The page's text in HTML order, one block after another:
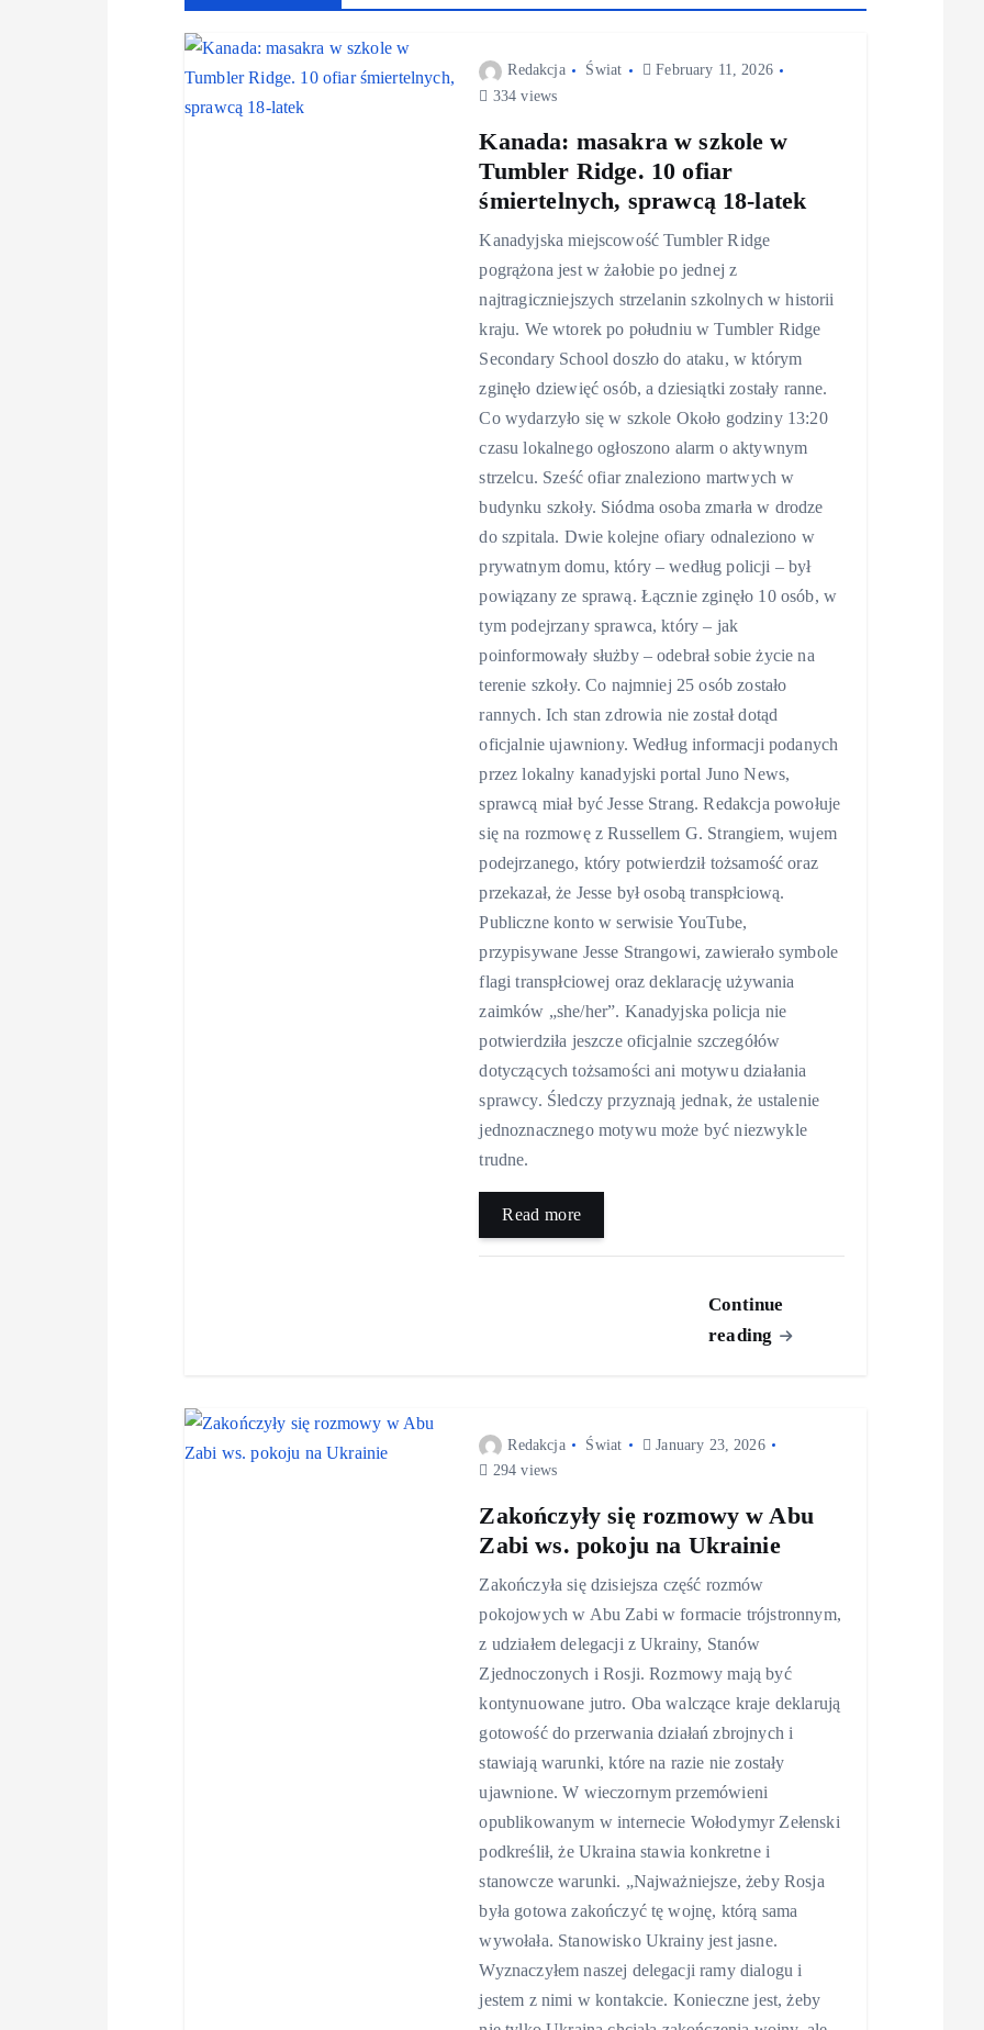
Redakcja Świat
February 11, 2026
334 views
Kanada: masakra w szkole w
Tumbler Ridge. 10 ofiar
śmiertelnych, sprawcą 18-latek
Kanadyjska miejscowość Tumbler Ridge
pogrążona jest w żałobie po jednej z
najtragiczniejszych strzelanin szkolnych w historii
kraju. We wtorek po południu w Tumbler Ridge
Secondary School doszło do ataku, w którym
zginęło dziewięć osób, a dziesiątki zostały ranne.
Co wydarzyło się w szkole Około godziny 13:20
czasu lokalnego ogłoszono alarm o aktywnym
strzelcu. Sześć ofiar znaleziono martwych w
budynku szkoły. Siódma osoba zmarła w drodze
do szpitala. Dwie kolejne ofiary odnaleziono w
prywatnym domu, który – według policji – był
powiązany ze sprawą. Łącznie zginęło 10 osób, w
tym podejrzany sprawca, który – jak
poinformowały służby – odebrał sobie życie na
terenie szkoły. Co najmniej 25 osób zostało
rannych. Ich stan zdrowia nie został dotąd
oficjalnie ujawniony. Według informacji podanych
przez lokalny kanadyjski portal Juno News,
sprawcą miał być Jesse Strang. Redakcja powołuje
się na rozmowę z Russellem G. Strangiem, wujem
podejrzanego, który potwierdził tożsamość oraz
przekazał, że Jesse był osobą transpłciową.
Publiczne konto w serwisie YouTube,
przypisywane Jesse Strangowi, zawierało symbole
flagi transpłciowej oraz deklarację używania
zaimków „she/her”. Kanadyjska policja nie
potwierdziła jeszcze oficjalnie szczegółów
dotyczących tożsamości ani motywu działania
sprawcy. Śledczy przyznają jednak, że ustalenie
jednoznacznego motywu może być niezwykle
trudne.
Read more
Continue
reading
Redakcja Świat
January 23, 2026
294 views
Zakończyły się rozmowy w Abu
Zabi ws. pokoju na Ukrainie
Zakończyła się dzisiejsza część rozmów
pokojowych w Abu Zabi w formacie trójstronnym,
z udziałem delegacji z Ukrainy, Stanów
Zjednoczonych i Rosji. Rozmowy mają być
kontynuowane jutro. Oba walczące kraje deklarują
gotowość do przerwania działań zbrojnych i
stawiają warunki, które na razie nie zostały
ujawnione. W wieczornym przemówieni
opublikowanym w internecie Wołodymyr Zełenski
podkreślił, że Ukraina stawia konkretne i
stanowcze warunki. „Najważniejsze, żeby Rosja
była gotowa zakończyć tę wojnę, którą sama
wywołała. Stanowisko Ukrainy jest jasne.
Wyznaczyłem naszej delegacji ramy dialogu i
jestem z nimi w kontakcie. Konieczne jest, żeby